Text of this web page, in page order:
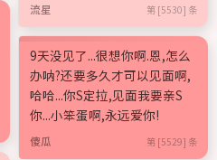
流星 第 [5530] 条
9天没见了...很想你啊.恩,怎么
办呐?还要多久才可以见面啊,
哈哈...你S定拉,见面我要亲S
你...小笨蛋啊,永远爱你!
傻瓜 第 [5529] 条